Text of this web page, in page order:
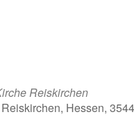
Reiskirchen
Hessen,